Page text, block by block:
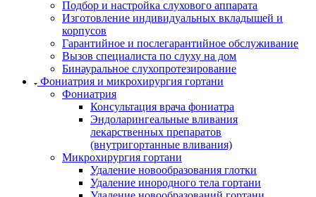
Подбор и настройка слухового аппарата
Изготовление индивидуальных вкладышей и
корпусов
Гарантийное и послегарантийное обслуживание
Вызов специалиста по слуху на дом
Бинауральное слухопротезирование
Фониатрия и микрохирургия гортани
Фониатрия
Консультация врача фониатра
Эндоларингеальные вливания
лекарственных препаратов
(внутригортанные вливания)
Микрохирургия гортани
Удаление новообразования глотки
Удаление инородного тела гортани